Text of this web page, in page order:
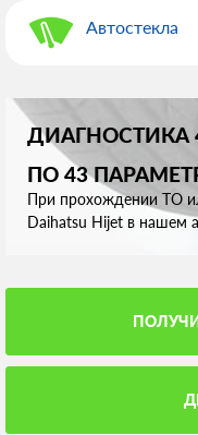
Автостекла
ДИАГНОСТИКА
ПО 43
При прохождении ТО
Daihatsu Hijet в нашем